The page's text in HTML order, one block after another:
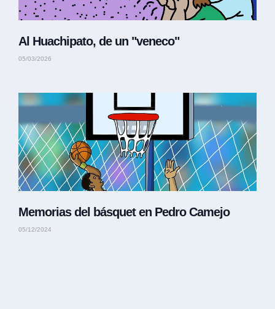
Al Huachipato, de un "veneco"
05/03/2026
Memorias del básquet en Pedro Camejo
05/12/2024